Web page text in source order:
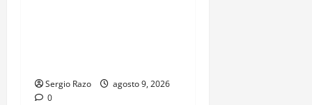
Sergio Razo
agosto 9, 2026
0